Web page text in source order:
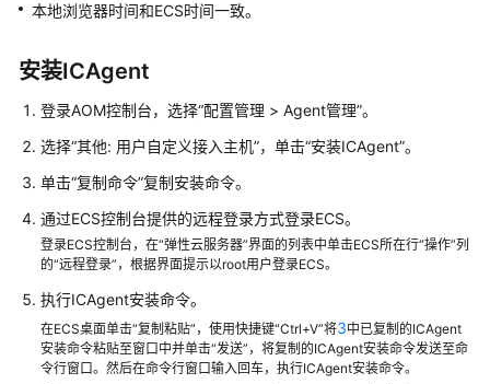
说
速
入
门
用
户
指
最
佳
本地浏览器时间和ECS时间一致。
安装ICAgent
登录AOM控制台，选择“配置管理 > Agent管理”。
选择“其他: 用户自定义接入主机”，单击“安装ICAgent”。
单击“复制命令”复制安装命令。
通过ECS控制台提供的远程登录方式登录ECS。
登录ECS控制台，在“弹性云服务器”界面的列表中单击ECS所在行“操作”列
的“远程登录”，根据界面提示以root用户登录ECS。
执行ICAgent安装命令。
在ECS桌面单击“复制粘贴”，使用快捷键“Ctrl+V”将3中已复制的ICAgent
安装命令粘贴至窗口中并单击“发送”，将复制的ICAgent安装命令发送至命
令行窗口。然后在命令行窗口输入回车，执行ICAgent安装命令。